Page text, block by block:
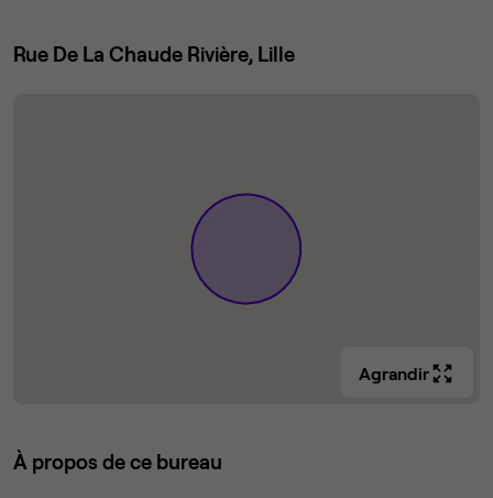
Rue De La Chaude Rivière, Lille
Agrandir
À propos de ce bureau